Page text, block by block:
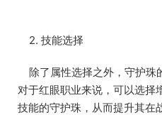
2. 技能选择
除了属性选择之外，守护珠
对于红眼职业来说，可以选择
技能的守护珠，从而提升其在